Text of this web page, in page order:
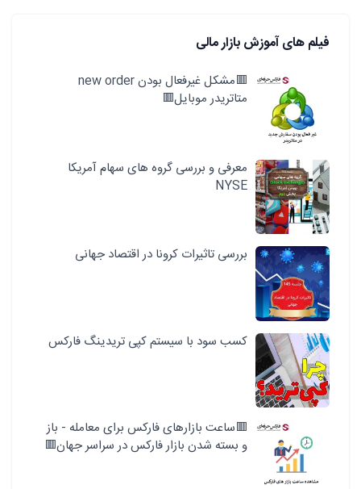
فیلم های آموزش بازار مالی
🟥مشکل غیرفعال بودن new order
متاتریدر موبایل🟥
معرفی و بررسی گروه های سهام آمریکا
NYSE
بررسی تاثیرات کرونا در اقتصاد جهانی
کسب سود با سیستم کپی تریدینگ فارکس
🟥ساعت بازارهای فارکس برای معامله - باز
و بسته شدن بازار فارکس در سراسر جهان🟥